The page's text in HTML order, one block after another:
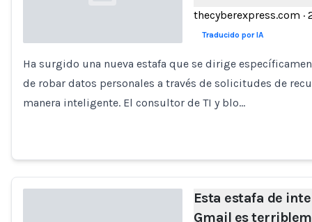
Loading...
thecyberexpress.com ·
Traducido por IA
Ha surgido una nueva estafa que se dirige
de robar datos personales a través de solicitudes de
manera inteligente. El consultor de TI y blo…
Esta estafa de
Gmail es